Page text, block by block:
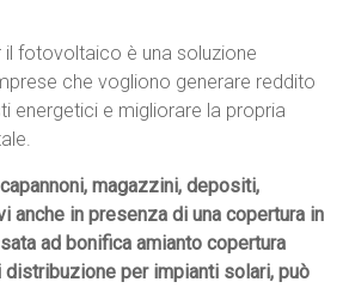
il fotovoltaico è una soluzione
che vogliono generare reddito
energetici e migliorare la propria
magazzini, depositi,
anche in presenza di una copertura in
ad bonifica amianto copertura
per impianti solari, può